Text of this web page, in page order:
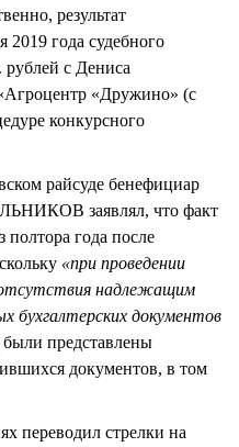
результат
2019 года судебного
с Дениса
«Дружино» (с
конкурсного
райсуде бенефициар
заявлял, что факт
полтора года после
«при проведении
надлежащим
бухгалтерских документов
представлены
документов, в том
переводил стрелки на